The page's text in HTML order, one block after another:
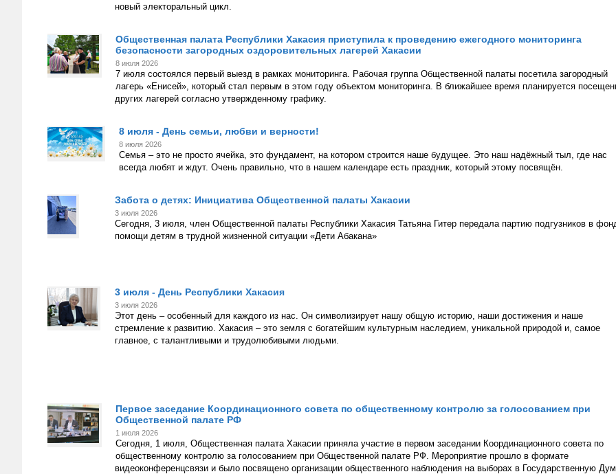
новый электоральный цикл.
Общественная палата Республики Хакасия приступила к проведению ежегодного мониторинга
безопасности загородных оздоровительных лагерей Хакасии
8 июля 2026
7 июля состоялся первый выезд в рамках мониторинга. Рабочая группа Общественной палаты посетила загородный
лагерь «Енисей», который стал первым в этом году объектом мониторинга. В ближайшее время планируется
других лагерей согласно утвержденному графику.
8 июля - День семьи, любви и верности!
8 июля 2026
Семья – это не просто ячейка, это фундамент, на котором строится наше будущее. Это наш надёжный тыл, где нас
всегда любят и ждут. Очень правильно, что в нашем календаре есть праздник, который этому посвящён.
Забота о детях: Инициатива Общественной палаты Хакасии
3 июля 2026
Сегодня, 3 июля, член Общественной палаты Республики Хакасия Татьяна Гитер передала партию подгузников в
помощи детям в трудной жизненной ситуации «Дети Абакана»
3 июля - День Республики Хакасия
3 июля 2026
Этот день – особенный для каждого из нас. Он символизирует нашу общую историю, наши достижения и наше
стремление к развитию. Хакасия – это земля с богатейшим культурным наследием, уникальной природой и, самое
главное, с талантливыми и трудолюбивыми людьми.
Первое заседание Координационного совета по общественному контролю за голосованием при
Общественной палате РФ
1 июля 2026
Сегодня, 1 июля, Общественная палата Хакасии приняла участие в первом заседании Координационного совета по
общественному контролю за голосованием при Общественной палате РФ. Мероприятие прошло в формате
видеоконференцсвязи и было посвящено организации общественного наблюдения на выборах в Государственную